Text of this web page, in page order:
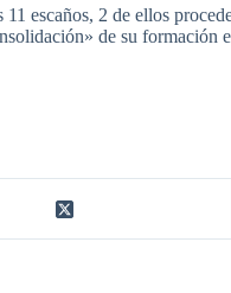
escaños, 2 de ellos
de su formación